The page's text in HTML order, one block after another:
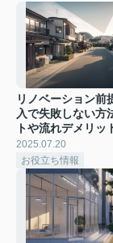
リノベーション前
入で失敗しない方
トや流れデメリッ
2025.07.20
お役立ち情報